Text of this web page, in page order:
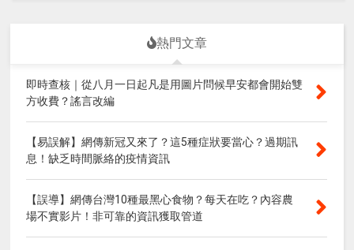
熱門文章
即時查核｜從八月一日起凡是用圖片問候早安都會開始雙
方收費？謠言改編
【易誤解】網傳新冠又來了？這5種症狀要當心？過期訊
息！缺乏時間脈絡的疫情資訊
【誤導】網傳台灣10種最黑心食物？每天在吃？內容農
場不實影片！非可靠的資訊獲取管道